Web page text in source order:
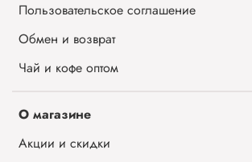
Пользовательское соглашение
Обмен и возврат
Чай и кофе оптом
О магазине
Акции и скидки